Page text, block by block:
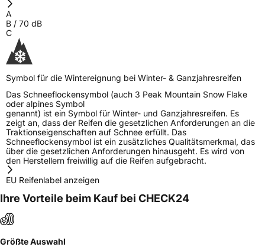
A
B / 70 dB
C
Symbol für die Wintereignung bei Winter- & Ganzjahresreifen
Das Schneeflockensymbol (auch 3 Peak Mountain Snow Flake
oder alpines Symbol
genannt) ist ein Symbol für Winter- und Ganzjahresreifen. Es
zeigt an, dass der Reifen die gesetzlichen Anforderungen an die
Traktionseigenschaften auf Schnee erfüllt. Das
Schneeflockensymbol ist ein zusätzliches Qualitätsmerkmal, das
über die gesetzlichen Anforderungen hinausgeht. Es wird von
den Herstellern freiwillig auf die Reifen aufgebracht.
EU Reifenlabel anzeigen
Ihre Vorteile beim Kauf bei CHECK24
Größte Auswahl